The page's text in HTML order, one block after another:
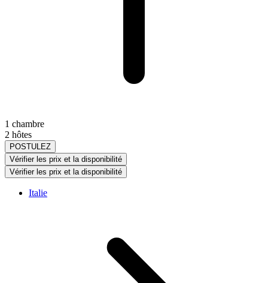
1 chambre
2 hôtes
POSTULEZ
Vérifier les prix et la disponibilité
Vérifier les prix et la disponibilité
Italie